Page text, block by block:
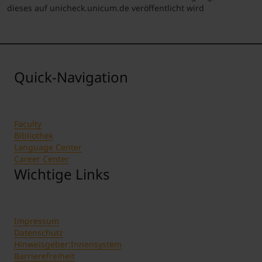
dieses auf unicheck.unicum.de veröffentlicht wird
Quick-Navigation
Faculty
Bibliothek
Language Center
Career Center
Wichtige Links
Impressum
Datenschutz
Hinweisgeber:Innensystem
Barrierefreiheit